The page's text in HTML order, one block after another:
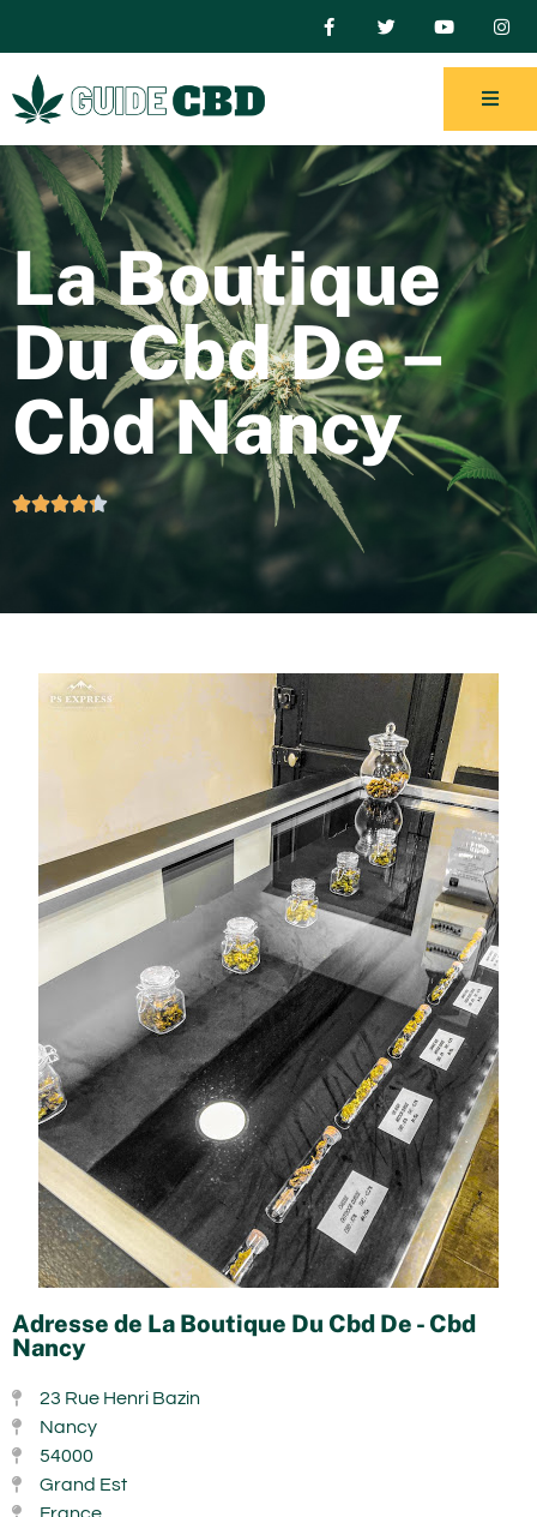
La Boutique
Du Cbd De –
Cbd Nancy

Adresse de La Boutique Du Cbd De - Cbd
Nancy
23 Rue Henri Bazin
Nancy
54000
Grand Est